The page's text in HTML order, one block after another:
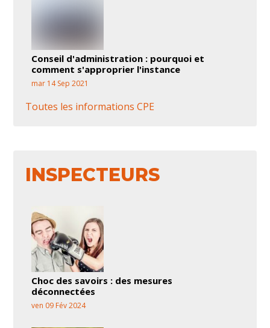
Conseil d'administration : pourquoi et
comment s'approprier l'instance
mar 14 Sep 2021
Toutes les informations CPE
INSPECTEURS
Choc des savoirs : des mesures
déconnectées
ven 09 Fév 2024